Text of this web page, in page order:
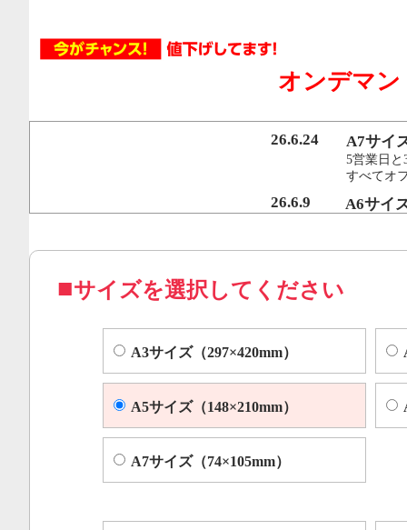
行うことで、従来のオンデマンド印刷機より
オフセット印刷に近い品質を実現いたしまし
コピー機やレーザープリンター等によくある色ムラや汚
オンデマン
26.6.24 A7サイ
5営業日と
すべてオ
26.6.9 A6サイ
サイズを選択してください
A3サイズ（297×420mm）
A5サイズ（148×210mm）
A7サイズ（74×105mm）